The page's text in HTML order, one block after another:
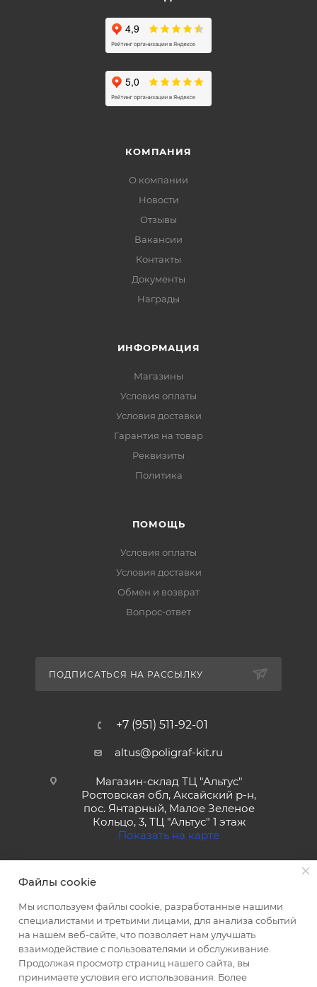
КОМПАНИЯ
О компании
Новости
Отзывы
Вакансии
Контакты
Документы
Награды
ИНФОРМАЦИЯ
Магазины
Условия оплаты
Условия доставки
Гарантия на товар
Реквизиты
Политика
ПОМОЩЬ
Условия оплаты
Условия доставки
Обмен и возврат
Вопрос-ответ
ПОДПИСАТЬСЯ НА РАССЫЛКУ
+7 (951) 511-92-01
altus@poligraf-kit.ru
Магазин-склад ТЦ "Альтус"
Ростовская обл, Аксайский р-н,
пос. Янтарный, Малое Зеленое
Кольцо, 3, ТЦ "Альтус" 1 этаж
Показать на карте
2026 © Полиграф кит - интернет-магазин
Файлы cookie
Мы используем файлы cookie, разработанные нашими
специалистами и третьими лицами, для анализа событий
на нашем веб-сайте, что позволяет нам улучшать
взаимодействие с пользователями и обслуживание.
Продолжая просмотр страниц нашего сайта, вы
принимаете условия его использования. Более